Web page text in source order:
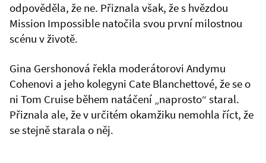
odpověděla, že ne. Přiznala však, že s hvězdou
Mission Impossible natočila svou první milostnou
scénu v životě.
Gina Gershonová řekla moderátorovi Andymu
Cohenovi a jeho kolegyni Cate Blanchettové, že se o
ni Tom Cruise během natáčení „naprosto“ staral.
Přiznala ale, že v určitém okamžiku nemohla říct, že
se stejně starala o něj.